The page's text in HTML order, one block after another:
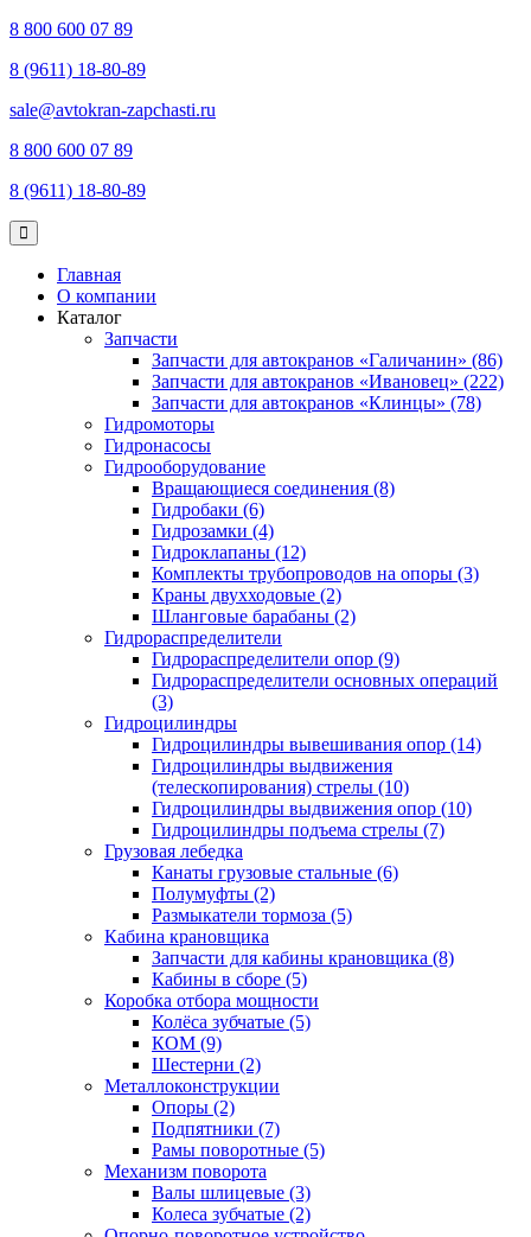
8 800 600 07 89
8 (9611) 18-80-89
sale@avtokran-zapchasti.ru
8 800 600 07 89
8 (9611) 18-80-89
Главная
О компании
Каталог
Запчасти
Запчасти для автокранов «Галичанин» (86)
Запчасти для автокранов «Ивановец» (222)
Запчасти для автокранов «Клинцы» (78)
Гидромоторы
Гидронасосы
Гидрооборудование
Вращающиеся соединения (8)
Гидробаки (6)
Гидрозамки (4)
Гидроклапаны (12)
Комплекты трубопроводов на опоры (3)
Краны двухходовые (2)
Шланговые барабаны (2)
Гидрораспределители
Гидрораспределители опор (9)
Гидрораспределители основных операций
(3)
Гидроцилиндры
Гидроцилиндры вывешивания опор (14)
Гидроцилиндры выдвижения
(телескопирования) стрелы (10)
Гидроцилиндры выдвижения опор (10)
Гидроцилиндры подъема стрелы (7)
Грузовая лебедка
Канаты грузовые стальные (6)
Полумуфты (2)
Размыкатели тормоза (5)
Кабина крановщика
Запчасти для кабины крановщика (8)
Кабины в сборе (5)
Коробка отбора мощности
Колёса зубчатые (5)
КОМ (9)
Шестерни (2)
Металлоконструкции
Опоры (2)
Подпятники (7)
Рамы поворотные (5)
Механизм поворота
Валы шлицевые (3)
Колеса зубчатые (2)